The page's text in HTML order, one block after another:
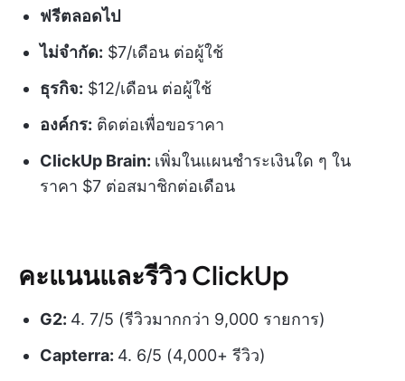
ฟรีตลอดไป
ไม่จำกัด: $7/เดือน ต่อผู้ใช้
ธุรกิจ: $12/เดือน ต่อผู้ใช้
องค์กร: ติดต่อเพื่อขอราคา
ClickUp Brain: เพิ่มในแผนชำระเงินใด ๆ ใน
ราคา $7 ต่อสมาชิกต่อเดือน
คะแนนและรีวิว ClickUp
G2: 4. 7/5 (รีวิวมากกว่า 9,000 รายการ)
Capterra: 4. 6/5 (4,000+ รีวิว)